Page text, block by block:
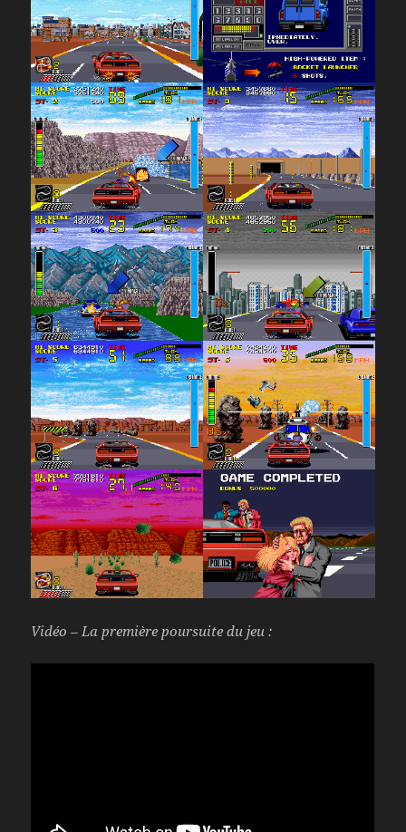
Vidéo – La première poursuite du jeu :